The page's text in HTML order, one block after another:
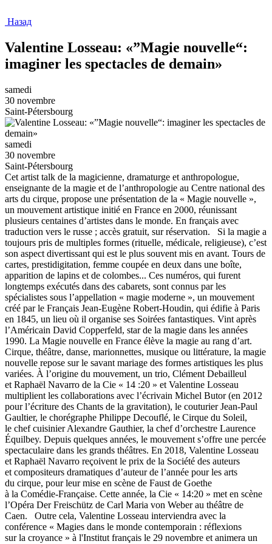
Назад
Valentine Losseau: «”Magie nouvelle“:
imaginer les spectacles de demain»
samedi
30 novembre
Saint-Pétersbourg
samedi
30 novembre
Saint-Pétersbourg
Cet artist talk de la magicienne, dramaturge et anthropologue,
enseignante de la magie et de l’anthropologie au Centre national des
arts du cirque, propose une présentation de la « Magie nouvelle »,
un mouvement artistique initié en France en 2000, réunissant
plusieurs centaines d’artistes dans le monde. En français avec
traduction vers le russe ; accès gratuit, sur réservation. Si la magie a
toujours pris de multiples formes (rituelle, médicale, religieuse), c’est
son aspect divertissant qui est le plus souvent mis en avant. Tours de
cartes, prestidigitation, femme coupée en deux dans une boîte,
apparition de lapins et de colombes... Ces numéros, qui furent
longtemps exécutés dans des cabarets, sont connus par les
spécialistes sous l’appellation « magie moderne », un mouvement
créé par le Français Jean-Eugène Robert-Houdin, qui édifie à Paris
en 1845, un lieu où il organise ses Soirées fantastiques. Vint après
l’Américain David Copperfeld, star de la magie dans les années
1990. La Magie nouvelle en France élève la magie au rang d’art.
Cirque, théâtre, danse, marionnettes, musique ou littérature, la magie
nouvelle repose sur le savant mariage des formes artistiques les plus
variées. À l’origine du mouvement, un trio, Clément Debailleul
et Raphaël Navarro de la Cie « 14 :20 » et Valentine Losseau
multiplient les collaborations avec l’écrivain Michel Butor (en 2012
pour l’écriture des Chants de la gravitation), le couturier Jean-Paul
Gaultier, le chorégraphe Philippe Decouflé, le Cirque du Soleil,
le chef cuisinier Alexandre Gauthier, la chef d’orchestre Laurence
Équilbey. Depuis quelques années, le mouvement s’offre une percée
spectaculaire dans les grands théâtres. En 2018, Valentine Losseau
et Raphaël Navarro reçoivent le prix de la Société des auteurs
et compositeurs dramatiques d’auteur de l’année pour les arts
du cirque, pour leur mise en scène de Faust de Goethe
à la Comédie-Française. Cette année, la Cie « 14:20 » met en scène
l’Opéra Der Freischütz de Carl Maria von Weber au théâtre de
Caen. Outre cela, Valentine Losseau interviendra avec la
conférence « Magies dans le monde contemporain : réflexions
sur la croyance » à l'Institut français le 29 novembre et animera un